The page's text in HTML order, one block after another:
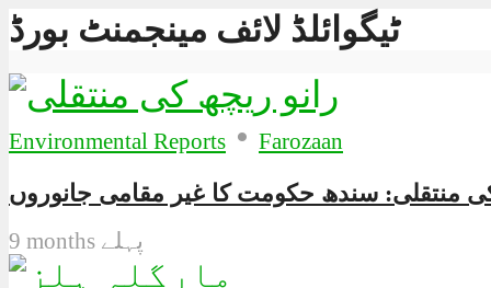
ٹیگوائلڈ لائف مینجمنٹ بورڈ
Environmental Reports • Farozaan
9 months پہلے